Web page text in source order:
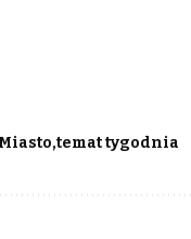
temat tygodnia